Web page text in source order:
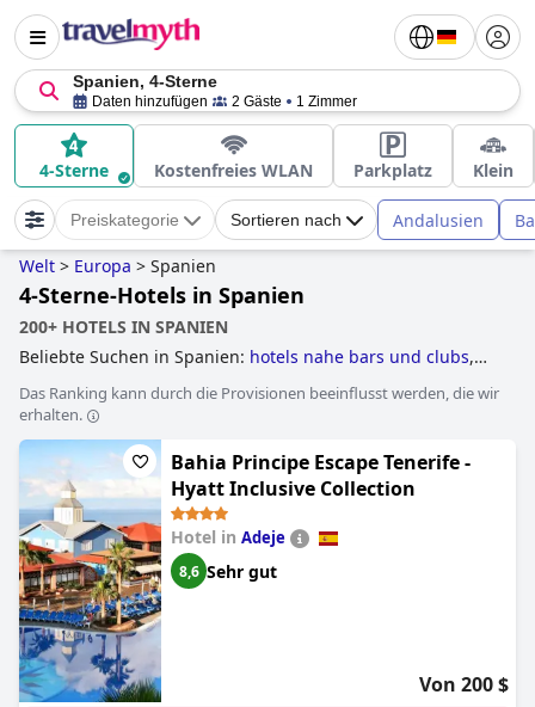
Spanien, 4-Sterne
Daten hinzufügen 2 Gäste 1 Zimmer
4-Sterne Kostenfreies WLAN Parkplatz Klein
Preiskategorie Sortieren nach Andalusien
Welt > Europa > Spanien
4-Sterne-Hotels in Spanien
200+ HOTELS IN SPANIEN
Beliebte Suchen in Spanien: hotels nahe bars und clubs,
der nähe von weinbergen,historische hotels,hotels mit
privatpool
außergewöhnliche hotels
angeboten
hotels im boutique-stil,familienhotels,
luxushotels,kleine hotels,hotels direkt am strand
mit wellenbad,spukhotels
andgünstige hotels.
Das Ranking kann durch die Provisionen beeinflusst werden, die wir
erhalten.
Bahia Principe Escape Tenerife -
Hyatt Inclusive Collection
Hotel in Adeje
8,6 Sehr gut
Von 200 $